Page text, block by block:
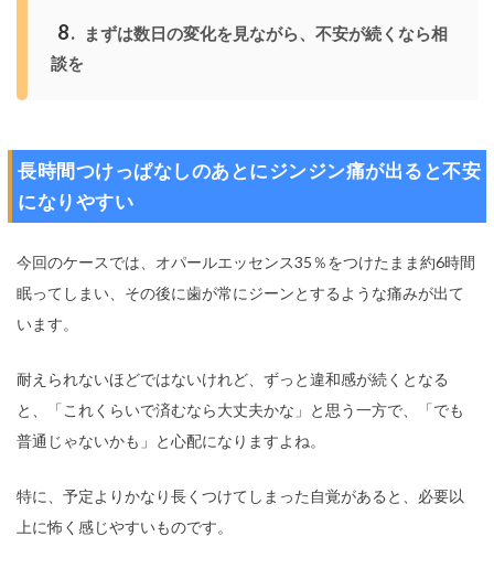
8
まずは数日の変化を見ながら、不安が続くなら相
談を
長時間つけっぱなしのあとにジンジン痛が出ると不安
になりやすい
今回のケースでは、オパールエッセンス35％をつけたまま約6時間
眠ってしまい、その後に歯が常にジーンとするような痛みが出て
います。
耐えられないほどではないけれど、ずっと違和感が続くとなる
と、「これくらいで済むなら大丈夫かな」と思う一方で、「でも
普通じゃないかも」と心配になりますよね。
特に、予定よりかなり長くつけてしまった自覚があると、必要以
上に怖く感じやすいものです。